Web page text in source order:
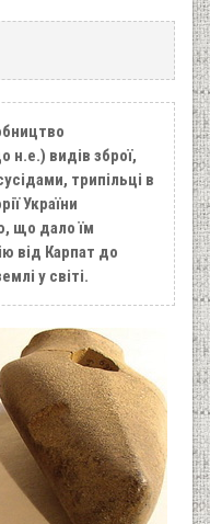
н.е.) видів зброї,
трипільці в
України
що дало їм
від Карпат до
у світі.